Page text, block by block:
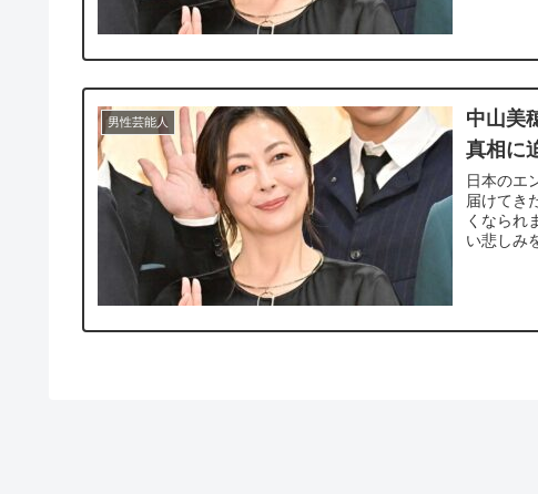
男性芸能人
中山美
真相に
日本のエ
届けてき
くなられ
い悲しみ